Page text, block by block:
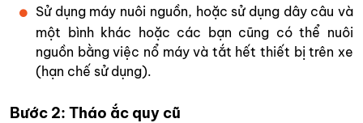
Sử dụng máy nuôi nguồn, hoặc sử dụng dây câu và
một bình khác hoặc các bạn cũng có thể nuôi
nguồn bằng việc nổ máy và tắt hết thiết bị trên xe
(hạn chế sử dụng).
Bước 2: Tháo ắc quy cũ